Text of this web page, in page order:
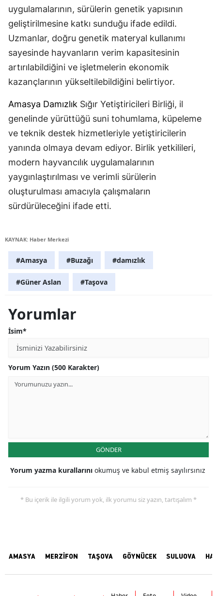
uygulamalarının, sürülerin genetik yapısının
geliştirilmesine katkı sunduğu ifade edildi.
Uzmanlar, doğru genetik materyal kullanımı
sayesinde hayvanların verim kapasitesinin
artırılabildiğini ve işletmelerin ekonomik
kazançlarının yükseltilebildiğini belirtiyor.
Amasya Damızlık Sığır Yetiştiricileri Birliği, il
genelinde yürüttüğü suni tohumlama, küpeleme
ve teknik destek hizmetleriyle yetiştiricilerin
yanında olmaya devam ediyor. Birlik yetkilileri,
modern hayvancılık uygulamalarının
yaygınlaştırılması ve verimli sürülerin
oluşturulması amacıyla çalışmaların
sürdürüleceğini ifade etti.
KAYNAK: Haber Merkezi
#Amasya #Buzağı #damızlık
#Güner Aslan #Taşova
Yorumlar
İsim*
Yorum Yazın (500 Karakter)
GÖNDER
Yorum yazma kurallarını okumuş ve kabul etmiş sayılırsınız
* Bu içerik ile ilgili yorum yok, ilk yorumu siz yazın, tartışalım *
AMASYA MERZİFON TAŞOVA GÖYNÜCEK SULUOVA